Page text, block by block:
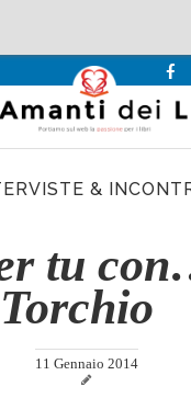
&
tu
11 Gennaio 2014